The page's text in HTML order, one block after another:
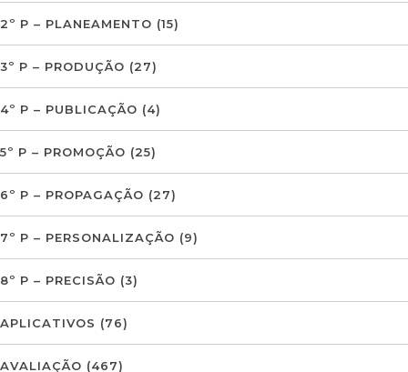
2º P – PLANEAMENTO (15)
3º P – PRODUÇÃO (27)
4º P – PUBLICAÇÃO (4)
5º P – PROMOÇÃO (25)
6º P – PROPAGAÇÃO (27)
7º P – PERSONALIZAÇÃO (9)
8º P – PRECISÃO (3)
APLICATIVOS (76)
AVALIAÇÃO (467)